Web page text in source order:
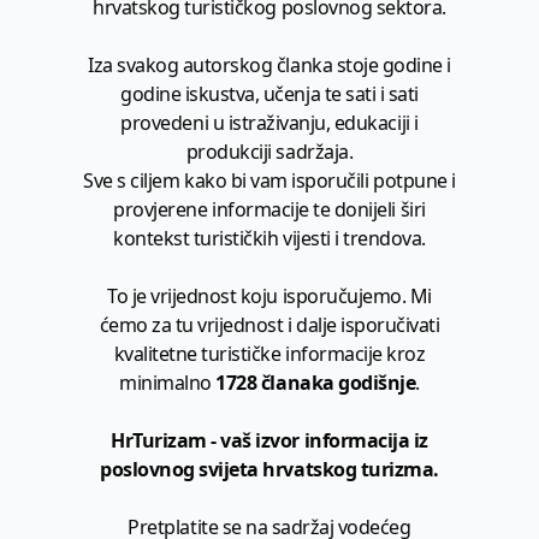
hrvatskog turističkog poslovnog sektora.
Iza svakog autorskog članka stoje godine i
godine iskustva, učenja te sati i sati
provedeni u istraživanju, edukaciji i
produkciji sadržaja.
Sve s ciljem kako bi vam isporučili potpune i
provjerene informacije te donijeli širi
kontekst turističkih vijesti i trendova.
To je vrijednost koju isporučujemo. Mi
ćemo za tu vrijednost i dalje isporučivati
kvalitetne turističke informacije kroz
minimalno 1728 članaka godišnje.
HrTurizam - vaš izvor informacija iz
poslovnog svijeta hrvatskog turizma.
Pretplatite se na sadržaj vodećeg